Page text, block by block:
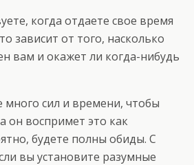
когда отдаете свое время
зависит от того, насколько
вам и окажет ли когда-нибудь
много сил и времени, чтобы
он воспримет это как
будете полны обиды. С
вы установите разумные